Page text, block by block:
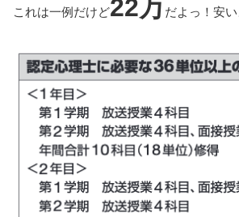
これは一例だけど22万だよっ！安い